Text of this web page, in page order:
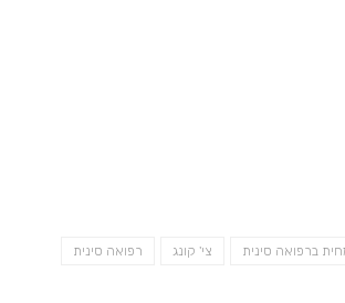
ברפואה סינית צי' קונג רפואה סינית